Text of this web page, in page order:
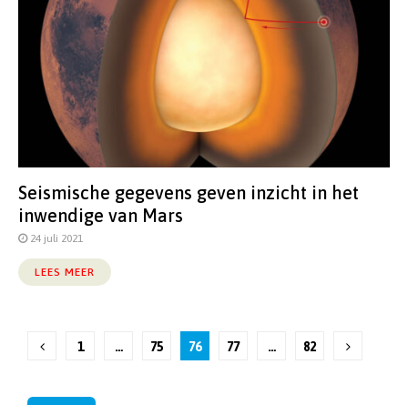
Seismische gegevens geven inzicht in het
inwendige van Mars
24 juli 2021
LEES MEER
Berichten
1 … 75 76 77 … 82